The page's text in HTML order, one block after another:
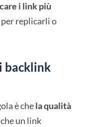
i link più
replicarli o
backlink
è chela qualità
un link